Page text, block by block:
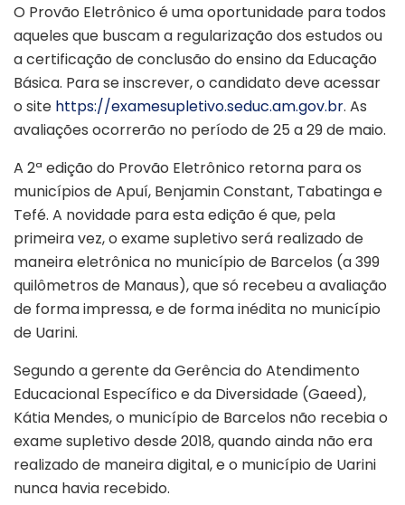
O Provão Eletrônico é uma oportunidade para todos
aqueles que buscam a regularização dos estudos ou
a certificação de conclusão do ensino da Educação
Básica. Para se inscrever, o candidato deve acessar
o site https://examesupletivo.seduc.am.gov.br. As
avaliações ocorrerão no período de 25 a 29 de maio.
A 2ª edição do Provão Eletrônico retorna para os
municípios de Apuí, Benjamin Constant, Tabatinga e
Tefé. A novidade para esta edição é que, pela
primeira vez, o exame supletivo será realizado de
maneira eletrônica no município de Barcelos (a 399
quilômetros de Manaus), que só recebeu a avaliação
de forma impressa, e de forma inédita no município
de Uarini.
Segundo a gerente da Gerência do Atendimento
Educacional Específico e da Diversidade (Gaeed),
Kátia Mendes, o município de Barcelos não recebia o
exame supletivo desde 2018, quando ainda não era
realizado de maneira digital, e o município de Uarini
nunca havia recebido.